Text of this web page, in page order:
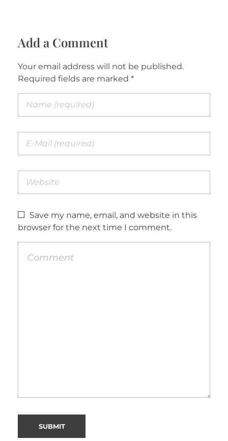
Add a Comment
Your email address will not be published.
Required fields are marked *
Save my name, email, and website in this
browser for the next time I comment.